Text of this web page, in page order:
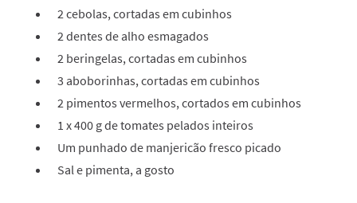
2 cebolas, cortadas em cubinhos
2 dentes de alho esmagados
2 beringelas, cortadas em cubinhos
3 aboborinhas, cortadas em cubinhos
2 pimentos vermelhos, cortados em cubinhos
1 x 400 g de tomates pelados inteiros
Um punhado de manjericão fresco picado
Sal e pimenta, a gosto